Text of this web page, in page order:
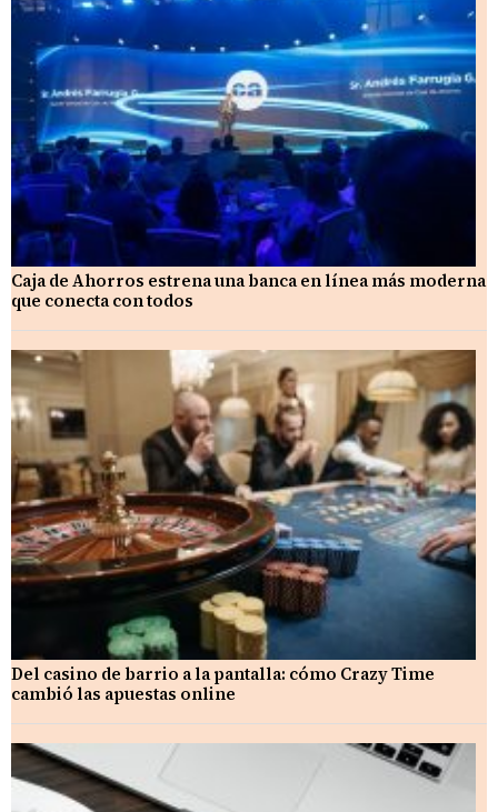
Caja de Ahorros estrena una banca en línea más moderna
que conecta con todos
Del casino de barrio a la pantalla: cómo Crazy Time
cambió las apuestas online